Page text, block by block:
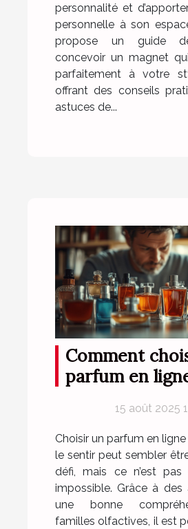
personnalité et
personnelle à son
propose un guide
concevoir un magnet
parfaitement à votre
offrant des conseils
astuces de...
Comment
parfum en
15 août 2025
Choisir un parfum en
le sentir peut sembler
défi, mais ce n’est pas
impossible. Grâce à
une bonne
familles olfactives, il est